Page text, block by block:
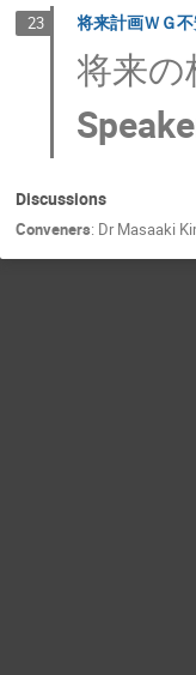
23 将来計画ＷＧ
将来
Discussions
Conveners: Dr Masaaki